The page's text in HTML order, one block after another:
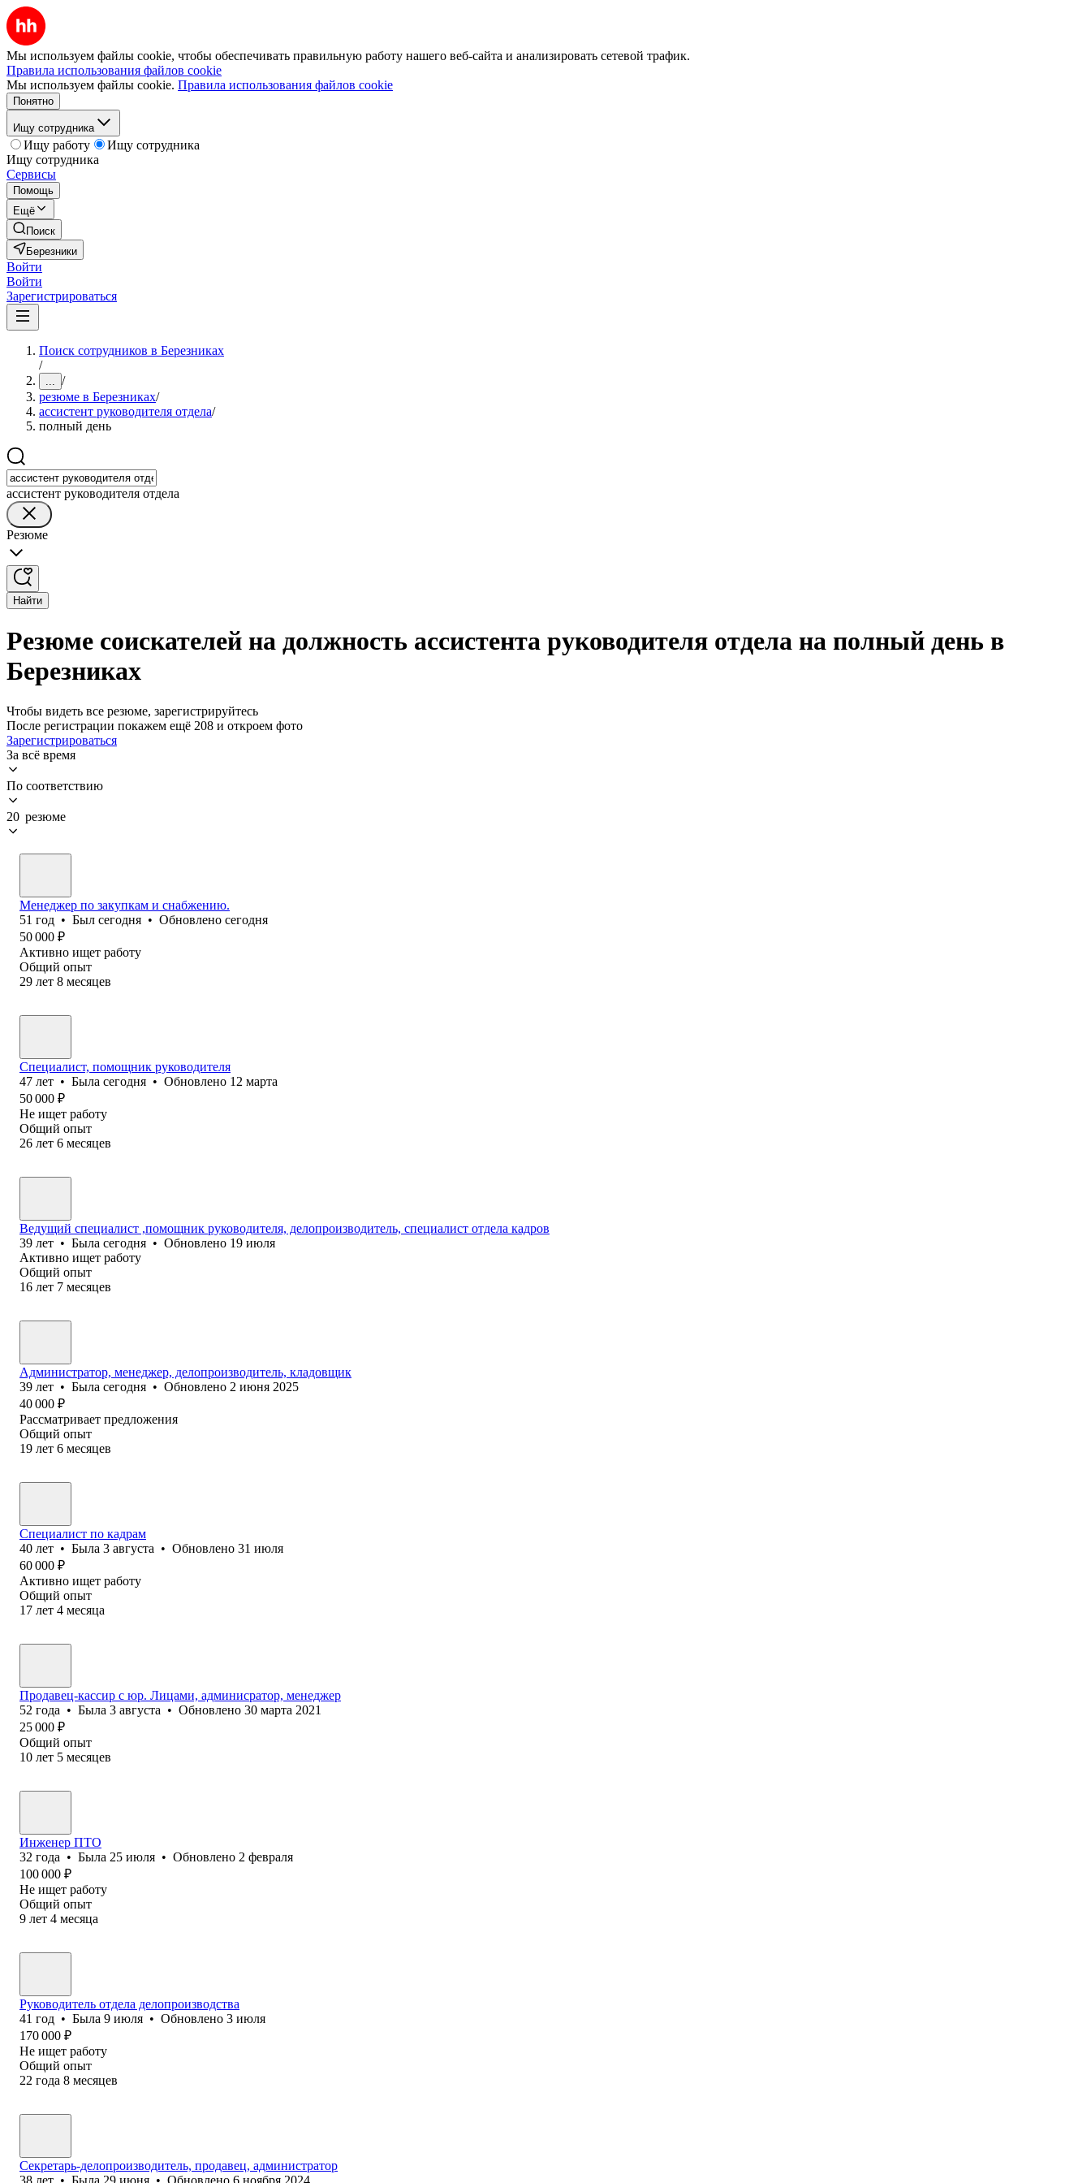
Мы используем файлы cookie, чтобы обеспечивать правильную работу нашего веб-сайта и анализировать сетевой трафик.
Правила использования файлов cookie
Мы используем файлы cookie. Правила использования файлов cookie
Понятно
Ищу сотрудника
Ищу работу
Ищу сотрудника
Ищу сотрудника
Сервисы
Помощь
Ещё
Поиск
Березники
Войти
Войти
Зарегистрироваться
Поиск сотрудников в Березниках
/
... /
резюме в Березниках/
ассистент руководителя отдела/
полный день
ассистент руководителя отдела
Резюме
Найти
Резюме соискателей на должность ассистента руководителя отдела на полный день в
Березниках
Чтобы видеть все резюме, зарегистрируйтесь
После регистрации покажем ещё 208 и откроем фото
Зарегистрироваться
За всё время
По соответствию
20 резюме
Менеджер по закупкам и снабжению.
51 год • Был сегодня • Обновлено сегодня
50 000 ₽
Активно ищет работу
Общий опыт
29 лет 8 месяцев
Специалист, помощник руководителя
47 лет • Была сегодня • Обновлено 12 марта
50 000 ₽
Не ищет работу
Общий опыт
26 лет 6 месяцев
Ведущий специалист ,помощник руководителя, делопроизводитель, специалист отдела кадров
39 лет • Была сегодня • Обновлено 19 июля
Активно ищет работу
Общий опыт
16 лет 7 месяцев
Администратор, менеджер, делопроизводитель, кладовщик
39 лет • Была сегодня • Обновлено 2 июня 2025
40 000 ₽
Рассматривает предложения
Общий опыт
19 лет 6 месяцев
Специалист по кадрам
40 лет • Была 3 августа • Обновлено 31 июля
60 000 ₽
Активно ищет работу
Общий опыт
17 лет 4 месяца
Продавец-кассир с юр. Лицами, админисратор, менеджер
52 года • Была 3 августа • Обновлено 30 марта 2021
25 000 ₽
Общий опыт
10 лет 5 месяцев
Инженер ПТО
32 года • Была 25 июля • Обновлено 2 февраля
100 000 ₽
Не ищет работу
Общий опыт
9 лет 4 месяца
Руководитель отдела делопроизводства
41 год • Была 9 июля • Обновлено 3 июля
170 000 ₽
Не ищет работу
Общий опыт
22 года 8 месяцев
Секретарь-делопроизводитель, продавец, администратор
38 лет • Была 29 июня • Обновлено 6 ноября 2024